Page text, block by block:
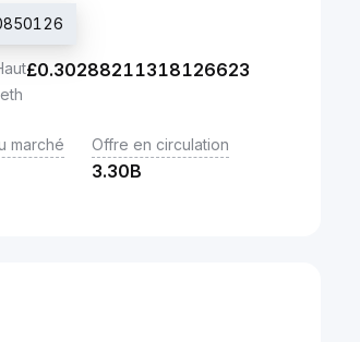
£0.30288211318126623
marché Offre en circulation
3.30B